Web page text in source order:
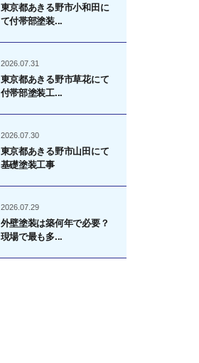
東京都あきる野市小和田に
て付帯部塗装...
2026.07.31
東京都あきる野市草花にて
付帯部塗装工...
2026.07.30
東京都あきる野市山田にて
基礎塗装工事
2026.07.29
外壁塗装は築何年で必要？
現場で最も多...